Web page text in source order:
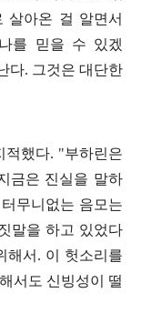
살아온 걸 알면서
를 믿을 수 있겠
다. 그것은 대단한
적했다. "부하린은
금은 진실을 말하
무니없는 음모는
말을 하고 있었다
해서 . 이 헛소리를
서도 신빙성이 떨